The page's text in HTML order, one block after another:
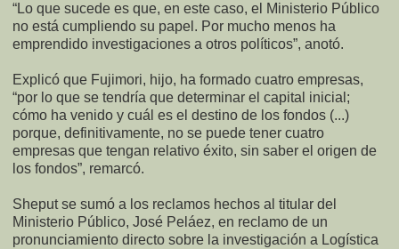
“Lo que sucede es que, en este caso, el Ministerio Público
no está cumpliendo su papel. Por mucho menos ha
emprendido investigaciones a otros políticos”, anotó.
Explicó que Fujimori, hijo, ha formado cuatro empresas,
“por lo que se tendría que determinar el capital inicial;
cómo ha venido y cuál es el destino de los fondos (...)
porque, definitivamente, no se puede tener cuatro
empresas que tengan relativo éxito, sin saber el origen de
los fondos”, remarcó.
Sheput se sumó a los reclamos hechos al titular del
Ministerio Público, José Peláez, en reclamo de un
pronunciamiento directo sobre la investigación a Logística